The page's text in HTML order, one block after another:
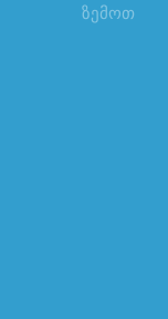
ზემოთ